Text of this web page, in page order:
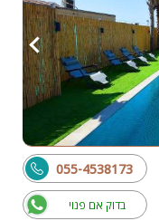
בדוק אם פנוי
055-4538173